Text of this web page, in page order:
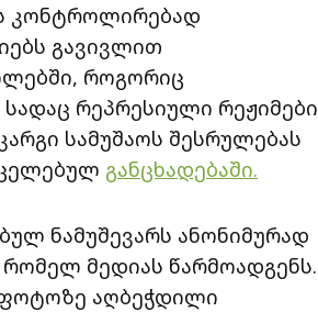
კონტროლირებად
გავივლით
როგორიც
რეპრესიული რეჟიმები
სამუშაოს შესრულებას
განცხადებაში.
ნამუშევარს ანონიმურად
მედიას წარმოადგენს.
ფოტოზე აღბეჭდილი